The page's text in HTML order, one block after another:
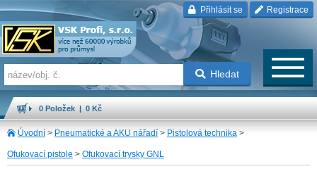
Přihlásit se Registrace
Hledat
0 Položek | 0 Kč
Úvodní > Pneumatické a AKU nářadí > Pistolová technika >
Ofukovací pistole > Ofukovací trysky GNL